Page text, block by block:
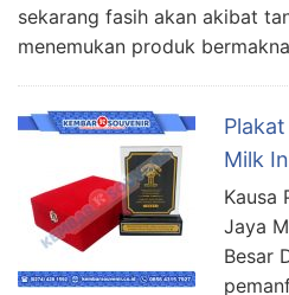
sekarang fasih akan akibat
menemukan produk
Milk
Kausa
Jaya
Besar